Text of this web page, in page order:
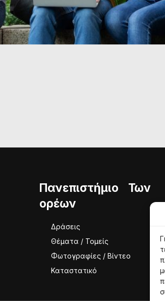
Πανεπιστήμιο Των
ορέων
Δράσεις
Θέματα / Τομείς
Φωτογραφίες / Βίντεο
Καταστατικό